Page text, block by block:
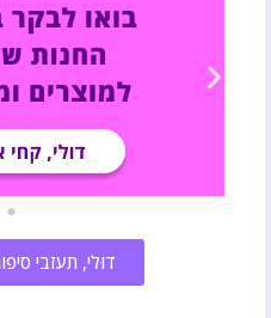
דוּלי, תעזבי